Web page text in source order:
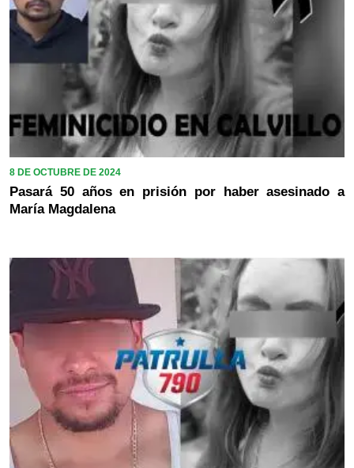
8 DE OCTUBRE DE 2024
Pasará 50 años en prisión por haber asesinado a
María Magdalena